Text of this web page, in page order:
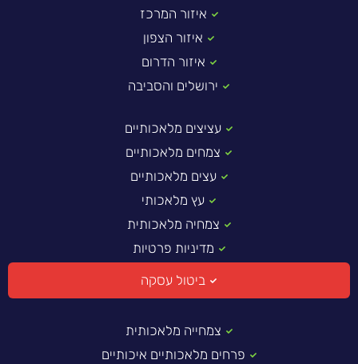
איזור המרכז
איזור הצפון
איזור הדרום
ירושלים והסביבה
עציצים מלאכותיים
צמחים מלאכותיים
עצים מלאכותיים
עץ מלאכותי
צמחיה מלאכותית
מדיניות פרטיות
ביטול עסקה
צמחייה מלאכותית
פרחים מלאכותיים איכותיים